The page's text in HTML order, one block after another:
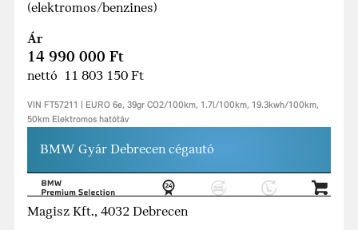
(elektromos/benzines)
Ár
14 990 000 Ft
nettó 11 803 150 Ft
VIN FT57211 | EURO 6e, 39gr CO2/100km, 1.7l/100km, 19.3kwh/100km,
50km Elektromos hatótáv
BMW Gyár Debrecen cégautó
Magisz Kft., 4032 Debrecen